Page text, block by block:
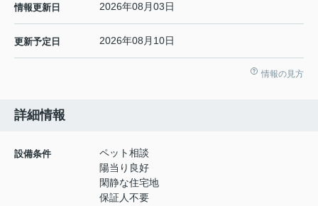
情報更新日 2026年08月03日
更新予定日 2026年08月10日
情報の見方
詳細情報
設備条件
ペット相談
陽当り良好
閑静な住宅地
保証人不要